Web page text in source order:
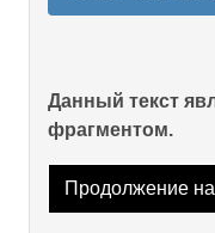
Данный текст
фрагментом.
Продолжение